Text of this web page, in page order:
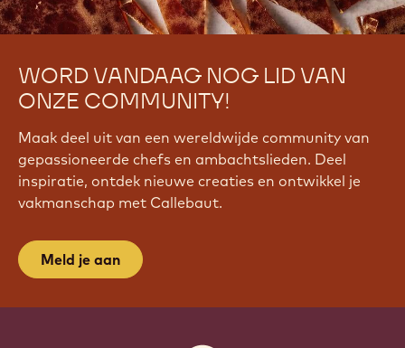
WORD VANDAAG NOG LID VAN
ONZE COMMUNITY!
Maak deel uit van een wereldwijde community van
gepassioneerde chefs en ambachtslieden. Deel
inspiratie, ontdek nieuwe creaties en ontwikkel je
vakmanschap met Callebaut.
Meld je aan